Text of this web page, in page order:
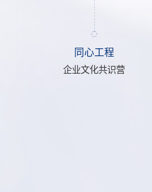
同心工程
企业文化共识营